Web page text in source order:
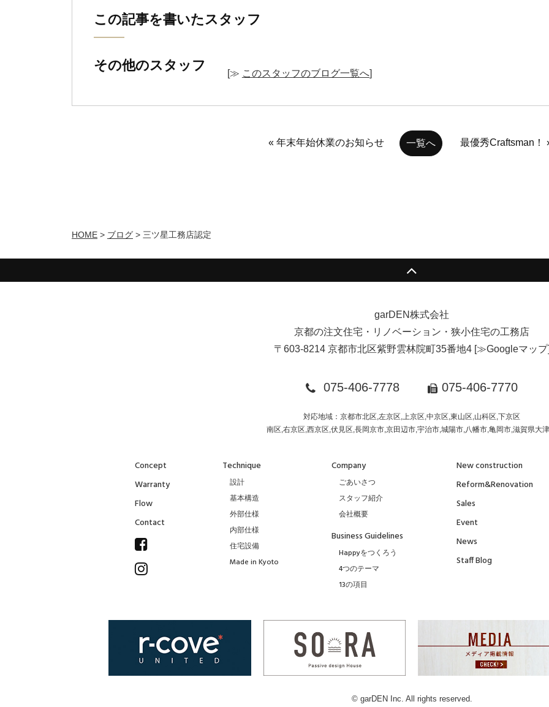
この記事を書いたスタッフ
その他のスタッフ
[≫ このスタッフのブログ一覧へ]
« 年末年始休業のお知らせ 一覧へ 最優秀Craftsman！
HOME > ブログ > 三ツ星工務店認定
garDEN株式会社
京都の注文住宅・リノベーション・狭小住宅の工務店
〒603-8214 京都市北区紫野雲林院町35番地4[≫Googleマップ
075-406-7778 075-406-7770
対応地域：京都市北区,左京区,上京区,中京区,東山区,山科区,下京区
南区,右京区,西京区,伏見区,長岡京市,京田辺市,宇治市,城陽市,八幡市,亀岡市,滋賀県大
Concept
Warranty
Flow
Contact
Technique
設計
基本構造
外部仕様
内部仕様
住宅設備
Made in Kyoto
Company
ごあいさつ
スタッフ紹介
会社概要
Business Guidelines
Happyをつくろう
4つのテーマ
13の項目
New construction
Reform&Renovation
Sales
Event
News
Staff Blog
© garDEN Inc. All rights reserved.